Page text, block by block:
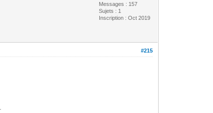
Messages : 157
Sujets : 1
Inscription : Oct 2019
#215